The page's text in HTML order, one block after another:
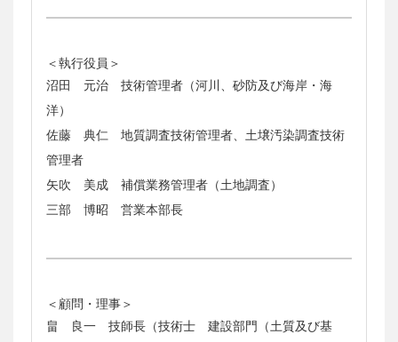
＜執行役員＞
沼田 元治 技術管理者（河川、砂防及び海岸・海
洋）
佐藤 典仁 地質調査技術管理者、土壌汚染調査技術
管理者
矢吹 美成 補償業務管理者（土地調査）
三部 博昭 営業本部長
＜顧問・理事＞
畠 良一 技師長（技術士 建設部門（土質及び基